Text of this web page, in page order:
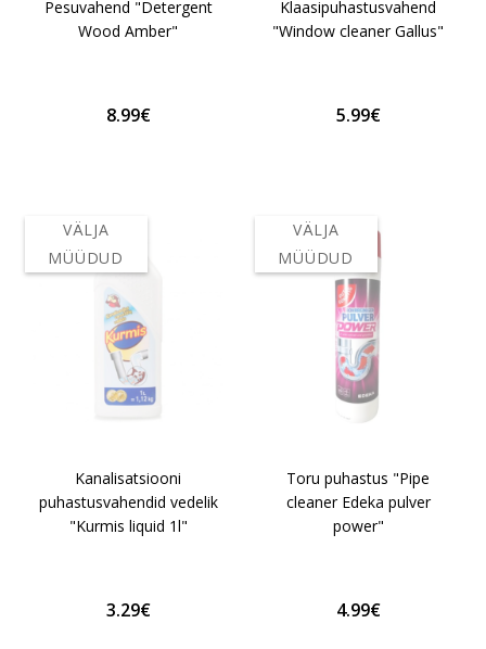
Pesuvahend "Detergent
Wood Amber"
8.99€
Klaasipuhastusvahend
"Window cleaner Gallus"
5.99€
VÄLJA
MÜÜDUD
Kanalisatsiooni
puhastusvahendid vedelik
"Kurmis liquid 1l"
3.29€
VÄLJA
MÜÜDUD
Toru puhastus "Pipe
cleaner Edeka pulver
power"
4.99€